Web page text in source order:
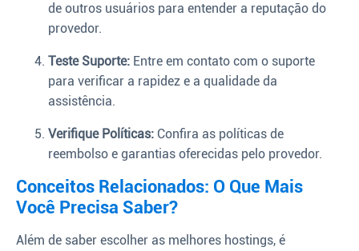
de outros usuários para entender a reputação do
provedor.
Teste Suporte: Entre em contato com o suporte
para verificar a rapidez e a qualidade da
assistência.
Verifique Políticas: Confira as políticas de
reembolso e garantias oferecidas pelo provedor.
Conceitos Relacionados: O Que Mais
Você Precisa Saber?
Além de saber escolher as melhores hostings, é